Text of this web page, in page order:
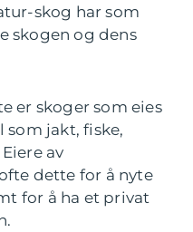
skog har som
skogen og dens
er skoger som eies
som jakt, fiske,
av
dette for å nyte
for å ha et privat